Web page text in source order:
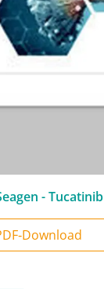
- Tucatinib